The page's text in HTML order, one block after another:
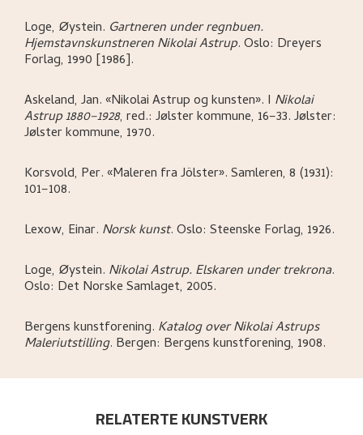
Loge, Øystein. Gartneren under regnbuen.
Hjemstavnskunstneren Nikolai Astrup.Oslo: Dreyers
Forlag, 1990 [1986].
Askeland, Jan.«Nikolai Astrup og kunsten». I Nikolai
Astrup 1880–1928, red.: Jølster kommune, 16–33.Jølster:
Jølster kommune, 1970.
Korsvold, Per.«Maleren fra Jölster».Samleren, 8 (1931):
101–108.
Lexow, Einar. Norsk kunst.Oslo: Steenske Forlag, 1926.
Loge, Øystein. Nikolai Astrup. Elskaren under trekrona.
Oslo: Det Norske Samlaget, 2005.
Bergens kunstforening. Katalog over Nikolai Astrups
Maleriutstilling. Bergen: Bergens kunstforening, 1908.
RELATERTE KUNSTVERK